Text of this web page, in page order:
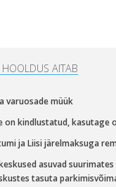
HOOLDUS AITAB
varuosade müük
on kindlustatud, kasutage
ja Liisi järelmaksuga
asuvad suurimates
tasuta